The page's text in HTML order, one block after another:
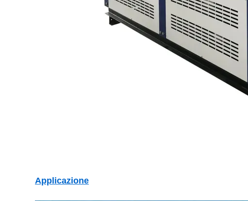
Applicazione